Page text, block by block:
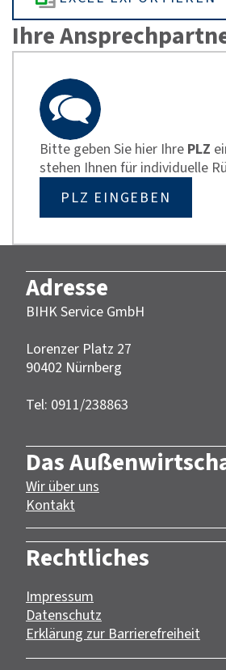
Ihre
Bitte geben Sie hier Ihre PLZ
stehen Ihnen für individuelle
PLZ EINGEBEN
Adresse
BIHK Service GmbH
Lorenzer Platz 27
90402 Nürnberg‎‎
Tel: 0911/238863
Das
Wir über uns
Kontakt
Rechtliches
Impressum
Datenschutz
Erklärung zur Barrierefreiheit